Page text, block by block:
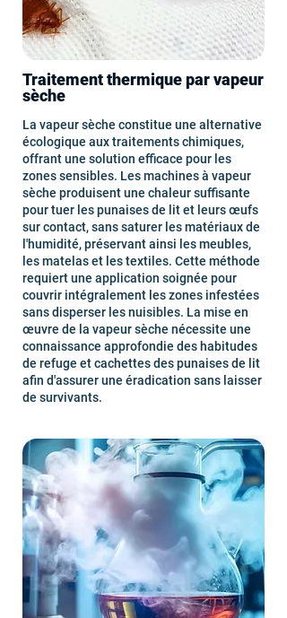
Traitement thermique par vapeur
sèche
La vapeur sèche constitue une alternative
écologique aux traitements chimiques,
offrant une solution efficace pour les
zones sensibles. Les machines à vapeur
sèche produisent une chaleur suffisante
pour tuer les punaises de lit et leurs œufs
sur contact, sans saturer les matériaux de
l'humidité, préservant ainsi les meubles,
les matelas et les textiles. Cette méthode
requiert une application soignée pour
couvrir intégralement les zones infestées
sans disperser les nuisibles. La mise en
œuvre de la vapeur sèche nécessite une
connaissance approfondie des habitudes
de refuge et cachettes des punaises de lit
afin d'assurer une éradication sans laisser
de survivants.